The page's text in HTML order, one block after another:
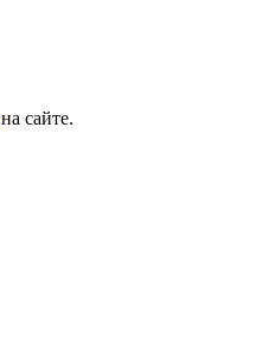
на сайте.